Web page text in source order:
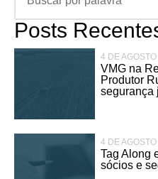
Posts
4 DE
VMG na
Produtor
segurança
4 DE
Tag Along
sócios e